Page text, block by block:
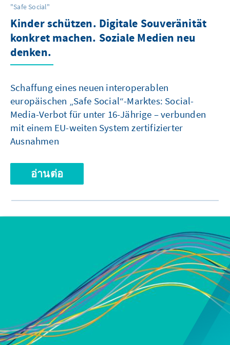
"Safe Social"
Kinder schützen. Digitale Souveränität
konkret machen. Soziale Medien neu
denken.
Schaffung eines neuen interoperablen
europäischen „Safe Social“-Marktes: Social-
Media-Verbot für unter 16-Jährige – verbunden
mit einem EU-weiten System zertifizierter
Ausnahmen
อ่านต่อ